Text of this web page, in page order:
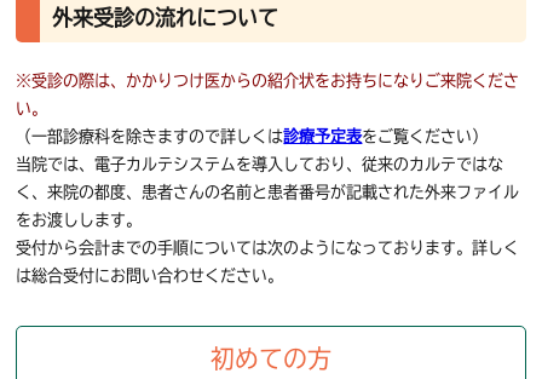
外来受診の流れについて
※受診の際は、かかりつけ医からの紹介状をお持ちになりご来院くださ
い。
（一部診療科を除きますので詳しくは診療予定表をご覧ください）
当院では、電子カルテシステムを導入しており、従来のカルテではな
く、来院の都度、患者さんの名前と患者番号が記載された外来ファイル
をお渡しします。
受付から会計までの手順については次のようになっております。詳しく
は総合受付にお問い合わせください。
初めての方